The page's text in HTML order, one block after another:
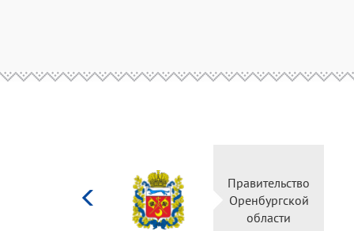
Правительство
Оренбургской
области